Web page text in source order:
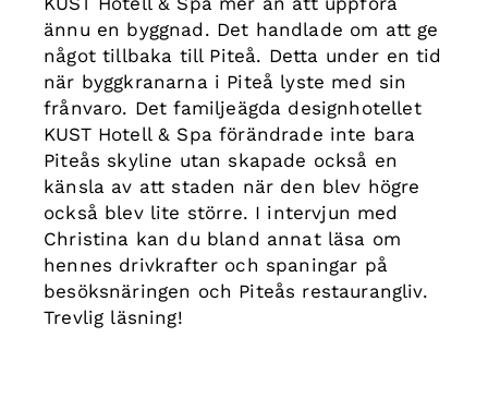
ännu en byggnad. Det handlade om att ge
något tillbaka till Piteå. Detta under en tid
när byggkranarna i Piteå lyste med sin
frånvaro. Det familjeägda designhotellet
KUST Hotell & Spa förändrade inte bara
Piteås skyline utan skapade också en
känsla av att staden när den blev högre
också blev lite större. I intervjun med
Christina kan du bland annat läsa om
hennes drivkrafter och spaningar på
besöksnäringen och Piteås restaurangliv.
Trevlig läsning!